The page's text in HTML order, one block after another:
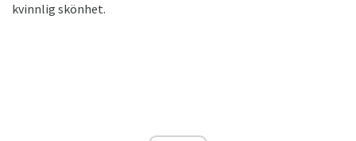
kvinnlig skönhet.